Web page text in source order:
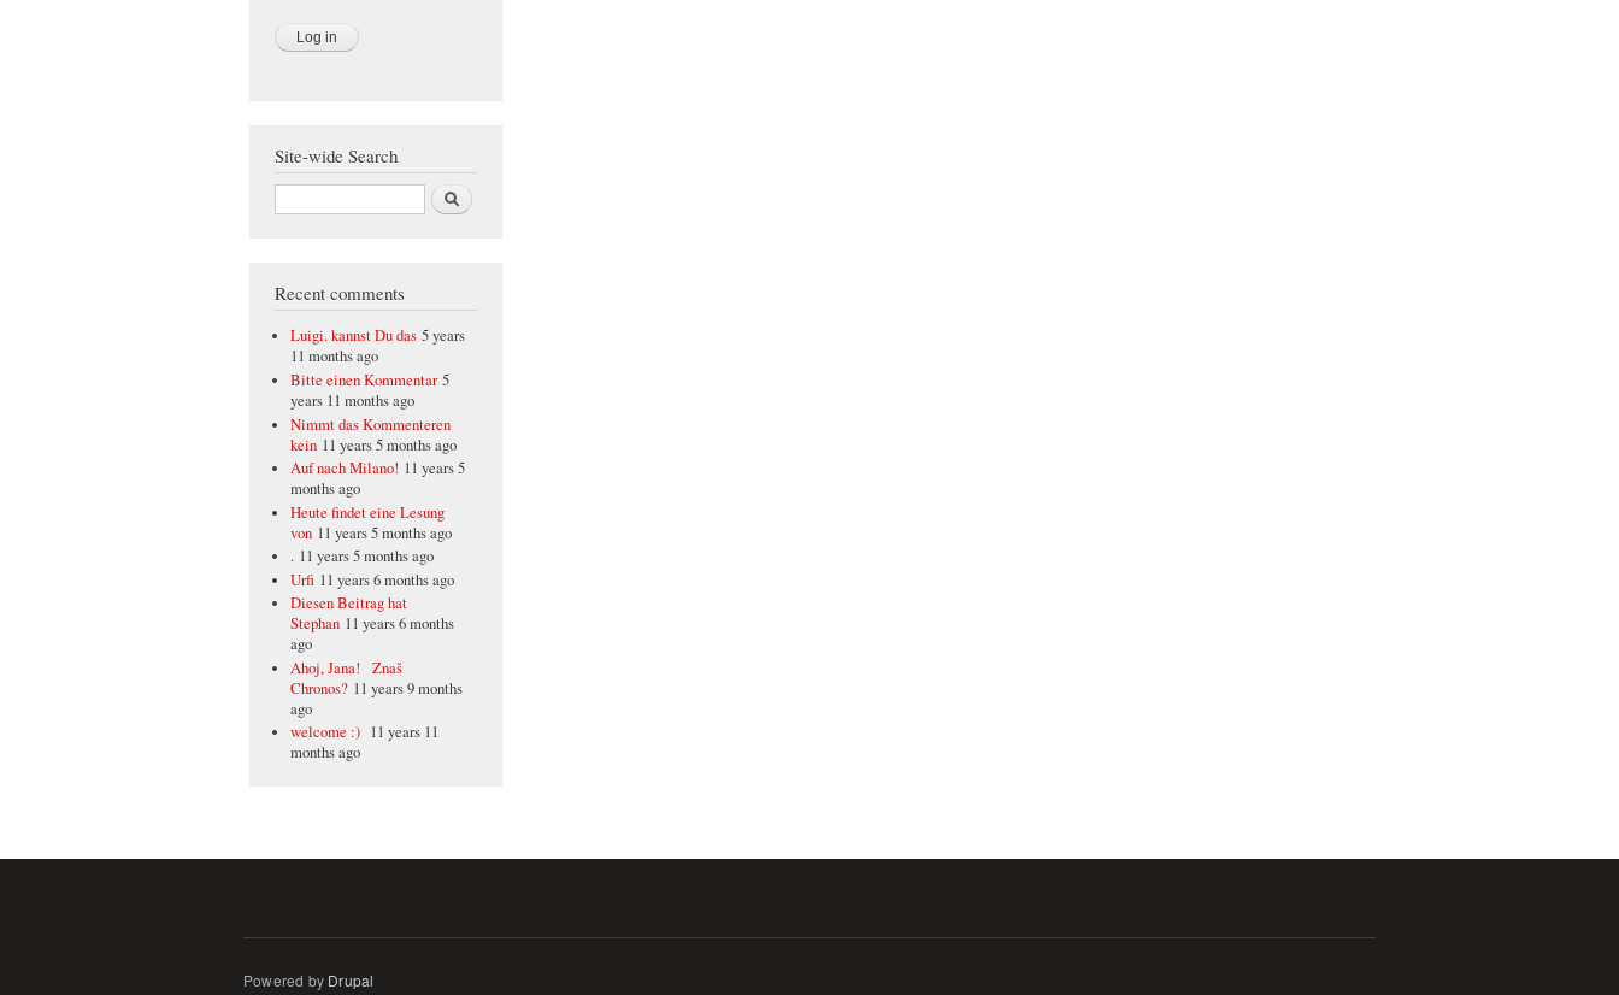
Site-wide Search
Search
Recent comments
Luigi. kannst Du das 5 years
11 months ago
Bitte einen Kommentar 5
years 11 months ago
Nimmt das Kommenteren
kein 11 years 5 months ago
Auf nach Milano! 11 years 5
months ago
Heute findet eine Lesung
von 11 years 5 months ago
. 11 years 5 months ago
Urfi 11 years 6 months ago
Diesen Beitrag hat
Stephan 11 years 6 months
ago
Ahoj, Jana! Znaš
Chronos? 11 years 9 months
ago
welcome :) 11 years 11
months ago
Powered by Drupal